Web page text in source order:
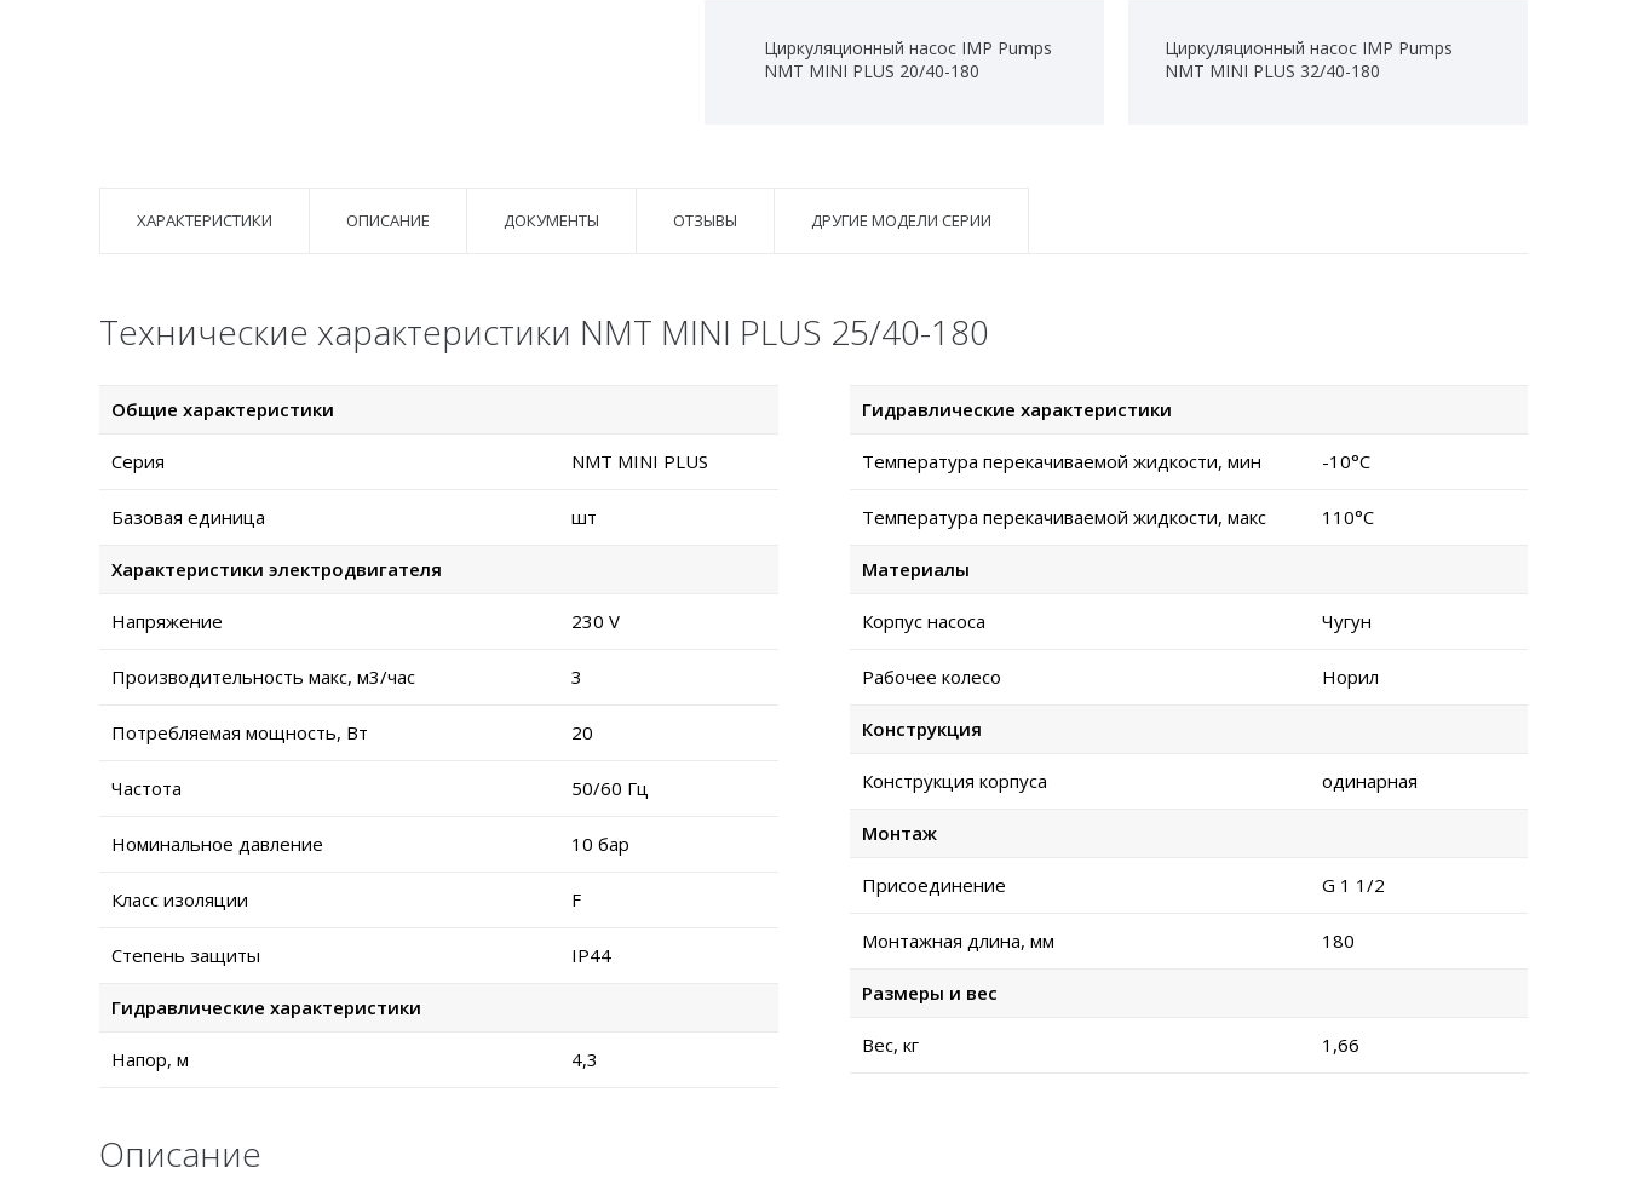
Циркуляционный насос IMP Pumps
NMT MINI PLUS 20/40-180
Циркуляционный насос IMP Pumps
NMT MINI PLUS 32/40-180
ХАРАКТЕРИСТИКИ ОПИСАНИЕ ДОКУМЕНТЫ ОТЗЫВЫ ДРУГИЕ МОДЕЛИ СЕРИИ
Технические характеристики NMT MINI PLUS 25/40-180
Общие характеристики
Серия NMT MINI PLUS
Базовая единица шт
Характеристики электродвигателя
Напряжение 230 V
Производительность макс, м3/час 3
Потребляемая мощность, Вт 20
Частота 50/60 Гц
Номинальное давление 10 бар
Класс изоляции F
Степень защиты IP44
Гидравлические характеристики
Напор, м 4,3
Гидравлические характеристики
Температура перекачиваемой жидкости, мин -10°C
Температура перекачиваемой жидкости, макс 110°C
Материалы
Корпус насоса Чугун
Рабочее колесо Норил
Конструкция
Конструкция корпуса одинарная
Монтаж
Присоединение G 1 1/2
Монтажная длина, мм 180
Размеры и вес
Вес, кг 1,66
Описание